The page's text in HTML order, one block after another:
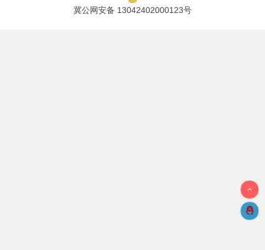
冀公网安备 13042402000123号